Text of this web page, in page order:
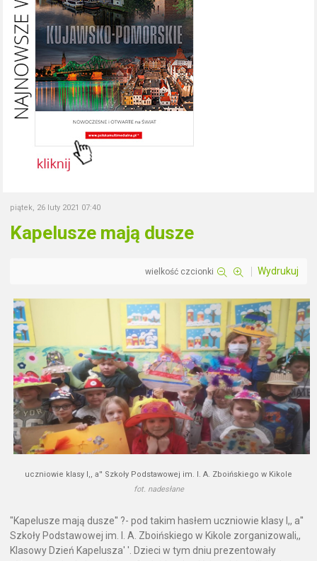
piątek, 26 luty 2021 07:40
Kapelusze mają dusze
wielkość czcionki Wydrukuj
uczniowie klasy I,, a'' Szkoły Podstawowej im. I. A. Zboińskiego w Kikole
fot. nadesłane
"Kapelusze mają dusze'' ?- pod takim hasłem uczniowie klasy I,, a''
Szkoły Podstawowej im. I. A. Zboińskiego w Kikole zorganizowali,,
Klasowy Dzień Kapelusza' '. Dzieci w tym dniu prezentowały